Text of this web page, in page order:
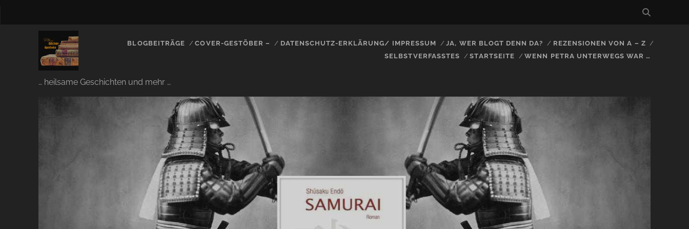
… heilsame Geschichten und mehr …
BLOGBEITRÄGE COVER-GESTÖBER – DATENSCHUTZ-ERKLÄRUNG/ IMPRESSUM JA, WER BLOGT DENN DA?
REZENSIONEN VON A – Z
SELBSTVERFASSTES
STARTSEITE WENN PETRA UNTERWEGS WAR …